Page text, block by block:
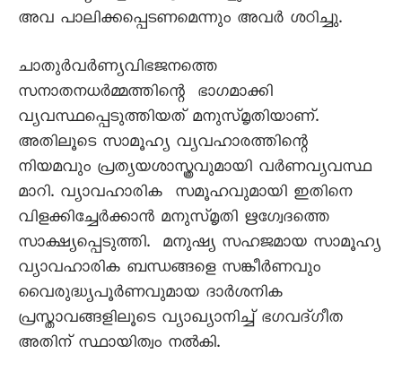
അവ പാലിക്കപ്പെടണമെന്നും അവർ ശഠിച്ചു.
ചാതുർവർണ്യവിഭജനത്തെ
സനാതനധർമ്മത്തിന്റെ ഭാഗമാക്കി
വ്യവസ്ഥപ്പെടുത്തിയത് മനുസ്മൃതിയാണ്.
അതിലൂടെ സാമൂഹ്യ വ്യവഹാരത്തിന്റെ
നിയമവും പ്രത്യയശാസ്ത്രവുമായി വർണവ്യവസ്ഥ
മാറി. വ്യാവഹാരിക സമൂഹവുമായി ഇതിനെ
വിളക്കിച്ചേർക്കാൻ മനുസ്മൃതി ഋഗ്വേദത്തെ
സാക്ഷ്യപ്പെടുത്തി. മനുഷ്യ സഹജമായ സാമൂഹ്യ
വ്യാവഹാരിക ബന്ധങ്ങളെ സങ്കീർണവും
വൈരുദ്ധ്യപൂർണവുമായ ദാർശനിക
പ്രസ്താവങ്ങളിലൂടെ വ്യാഖ്യാനിച്ച് ഭഗവദ്ഗീത
അതിന് സ്ഥായിത്വം നൽകി.